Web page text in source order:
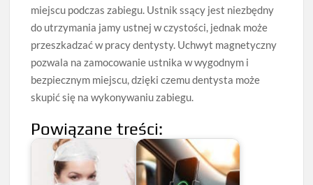
miejscu podczas zabiegu. Ustnik ssący jest niezbędny
do utrzymania jamy ustnej w czystości, jednak może
przeszkadzać w pracy dentysty. Uchwyt magnetyczny
pozwala na zamocowanie ustnika w wygodnym i
bezpiecznym miejscu, dzięki czemu dentysta może
skupić się na wykonywaniu zabiegu.
Powiązane treści: